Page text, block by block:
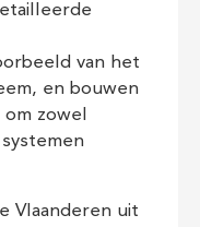
van het
en bouwen
zowel
Vlaanderen uit